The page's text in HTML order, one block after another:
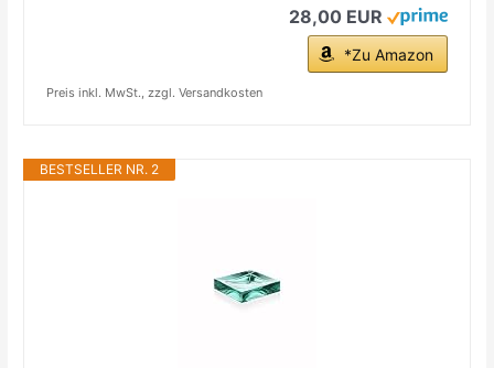
28,00 EUR
*Zu Amazon
Preis inkl. MwSt., zzgl. Versandkosten
BESTSELLER NR. 2